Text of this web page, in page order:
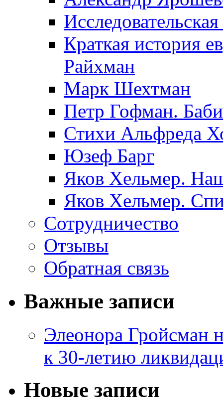
Краткая история
Райхман
Марк Шехтман
Петр Гофман.
Стихи Альфреда
Юзеф Барг
Яков Хельмер.
Яков Хельмер.
Сотрудничество
Отзывы
Обратная связь
Важные записи
Элеонора Гройсман
к 30-летию
Новые записи